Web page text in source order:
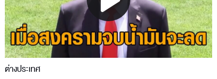
Play
Video
ต่างประเทศ